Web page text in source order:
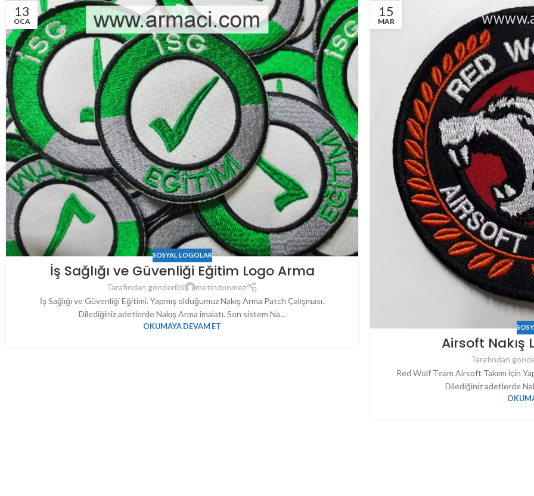
13
OCA
SOSYAL LOGOLAR
İş Sağlığı ve Güvenliği Eğitim Logo Arma
Tarafından gönderildi
metindonmez
İş Sağlığı ve Güvenliği Eğitimi. Yapmış olduğumuz Nakış Arma Patch Çalışması.
Dilediğiniz adetlerde Nakış Arma imalatı. Son sistem Na...
OKUMAYA DEVAM ET
15
MAR
Airsoft Nakış
Tarafından
Red Wolf Team Airsoft Takımı için
Dilediğiniz adetlerde